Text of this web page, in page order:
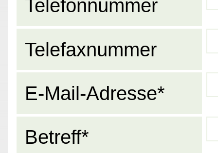
Telefonnummer
Telefaxnummer
E-Mail-Adresse*
Betreff*